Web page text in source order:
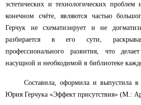
эстетических и технологических проблем
конечном счёте, являются частью
Герчук не схематизирует и не
разбирается в его сути,
профессионального развития, что
насущной и необходимой в библиотеке
Составила, оформила и выпустила в
Юрия Герчука «Эффект присутствия» (М.: